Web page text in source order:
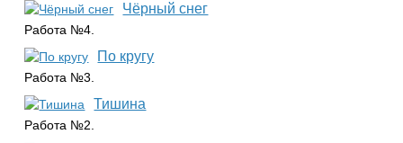
Чёрный снег
Работа №4.
По кругу
Работа №3.
Тишина
Работа №2.